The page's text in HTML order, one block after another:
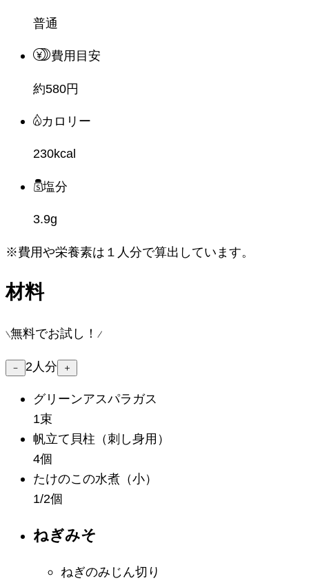
普通
費用目安
約580円
カロリー
230kcal
塩分
3.9g
※費用や栄養素は １人分で算出しています。
材料
無料でお試し！
－ 2 人分 ＋
グリーンアスパラガス
1束
帆立て貝柱 （刺し身用）
4個
たけのこの水煮 （小）
1/2個
ねぎみそ
ねぎのみじん切り